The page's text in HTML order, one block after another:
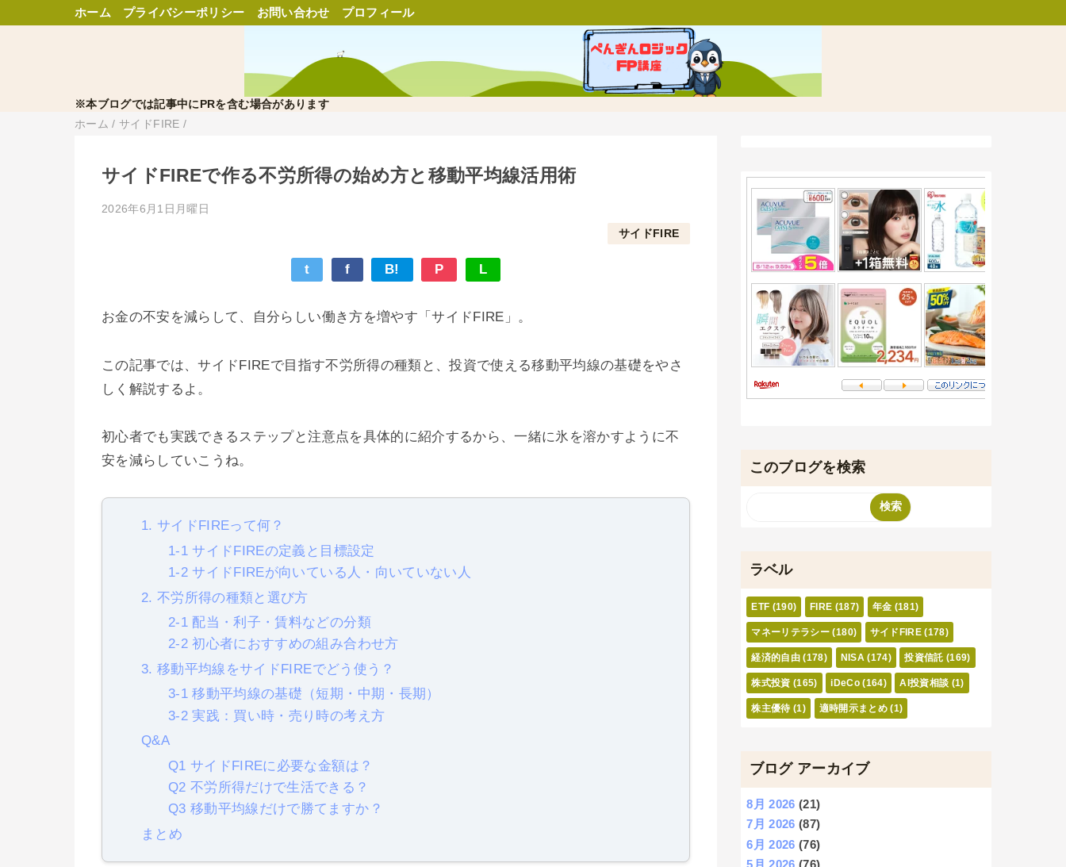
ホーム プライバシーポリシー お問い合わせ プロフィール
※本ブログでは記事中にPRを含む場合があります
ホーム /サイドFIRE /
サイドFIREで作る不労所得の始め方と移動平均線活用術
2026年6月1日月曜日
サイドFIRE
t f B! P L
お金の不安を減らして、自分らしい働き方を増やす「サイドFIRE」。
この記事では、サイドFIREで目指す不労所得の種類と、投資で使える移動平均線の基礎をやさ
しく解説するよ。
初心者でも実践できるステップと注意点を具体的に紹介するから、一緒に氷を溶かすように不
安を減らしていこうね。
1. サイドFIREって何？
1-1 サイドFIREの定義と目標設定
1-2 サイドFIREが向いている人・向いていない人
2. 不労所得の種類と選び方
2-1 配当・利子・賃料などの分類
2-2 初心者におすすめの組み合わせ方
3. 移動平均線をサイドFIREでどう使う？
3-1 移動平均線の基礎（短期・中期・長期）
3-2 実践：買い時・売り時の考え方
Q&A
Q1 サイドFIREに必要な金額は？
Q2 不労所得だけで生活できる？
Q3 移動平均線だけで勝てますか？
まとめ
このブログを検索
ラベル
ETF (190) FIRE (187) 年金 (181)
マネーリテラシー (180) サイドFIRE (178)
経済的自由 (178) NISA (174) 投資信託 (169)
株式投資 (165) iDeCo (164) AI投資相談 (1)
株主優待 (1) 適時開示まとめ (1)
ブログ アーカイブ
8月 2026 (21)
7月 2026 (87)
6月 2026 (76)
5月 2026 (76)